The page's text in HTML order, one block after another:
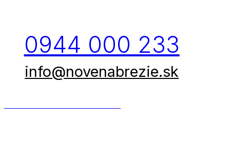
0944 000 233
info@novenabrezie.sk